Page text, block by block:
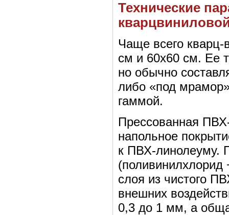
Технические
Чаще всего
см и 60х60 см. Ее
но обычно
либо «под
гаммой.
Прессованная
напольное
к ПВХ-линолеуму.
(поливинилхлорид
слоя из чистого
внешних
0,3 до 1 мм, а